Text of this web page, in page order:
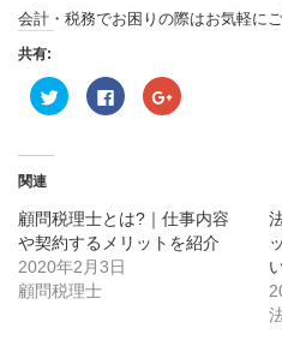
会計・税務でお困りの際はお気軽にご
共有:
ク
リ
共
有
(新
し
い
ウ
ィ
Facebook
で
ク
リ
ッ
ク
し
て
ク
リ
共
有
(新
し
関連
顧問税理士とは?｜仕事内容
や契約するメリットを紹介
2020年2月3日
顧問税理士